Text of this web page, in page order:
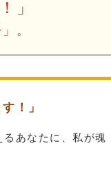
」
。
！」
あなたに、私が魂